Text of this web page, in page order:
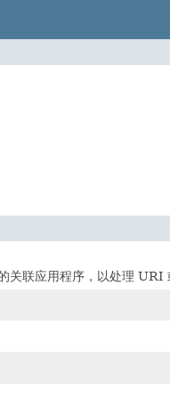
联应用程序，以处理 URI